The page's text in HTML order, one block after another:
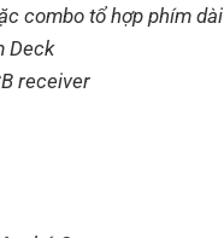
combo tổ hợp phím dài
Deck
receiver